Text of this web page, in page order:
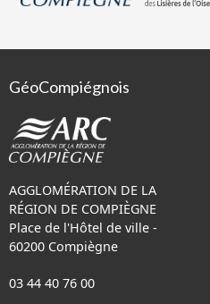
GéoCompiégnois
AGGLOMÉRATION DE LA
RÉGION DE COMPIÈGNE
Place de l'Hôtel de ville -
60200 Compiègne
03 44 40 76 00